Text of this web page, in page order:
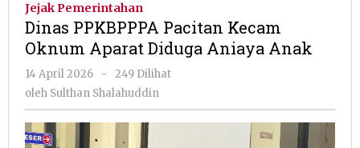
Oknum
Aparat
Jejak Pemerintahan
Dinas PPKBPPPA Pacitan Kecam
Oknum Aparat Diduga Aniaya Anak
14 April 2026
oleh
Sulthan
-
249 Dilihat
oleh Sulthan Shalahuddin